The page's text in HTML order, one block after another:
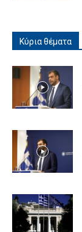
Κύρια θέματα